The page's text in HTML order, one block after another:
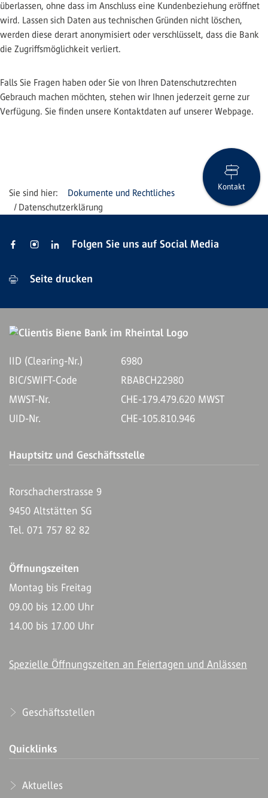
überlassen, ohne dass im Anschluss eine Kundenbeziehung eröffnet
wird. Lassen sich Daten aus technischen Gründen nicht löschen,
werden diese derart anonymisiert oder verschlüsselt, dass die Bank
die Zugriffsmöglichkeit verliert.
Falls Sie Fragen haben oder Sie von Ihren Datenschutzrechten
Gebrauch machen möchten, stehen wir Ihnen jederzeit gerne zur
Verfügung. Sie finden unsere Kontaktdaten auf unserer Webpage.
Dokumente und Rechtliches
Datenschutzerklärung
Kontakt
Folgen Sie uns auf Social Media
Seite drucken
IID (Clearing-Nr.)
6980
BIC/SWIFT-Code
RBABCH22980
MWST-Nr.
CHE-179.479.620 MWST
UID-Nr.
CHE-105.810.946
Hauptsitz und Geschäftsstelle
Rorschacherstrasse 9
9450 Altstätten SG
Tel. 071 757 82 82
Öffnungszeiten
Montag bis Freitag
09.00 bis 12.00 Uhr
14.00 bis 17.00 Uhr
Spezielle Öffnungszeiten an Feiertagen und Anlässen
Geschäftsstellen
Quicklinks
Aktuelles